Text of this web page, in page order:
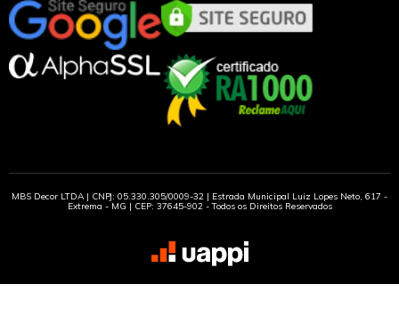
MBS Decor LTDA | CNPJ: 05.330.305/0009-32 | Estrada Municipal Luiz Lopes Neto, 617 -
Extrema - MG | CEP: 37645-902 - Todos os Direitos Reservados